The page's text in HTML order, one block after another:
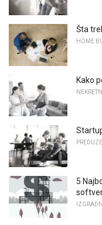
Šta
HOME
Kako
5